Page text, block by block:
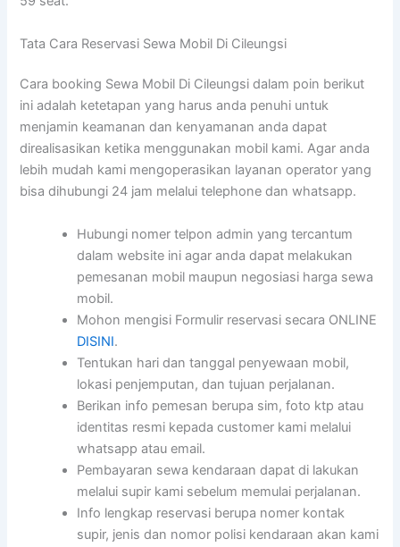
Tata Cara Reservasi Sewa Mobil Di Cileungsi
Cara booking Sewa Mobil Di Cileungsi dalam poin berikut
ini adalah ketetapan yang harus anda penuhi untuk
menjamin keamanan dan kenyamanan anda dapat
direalisasikan ketika menggunakan mobil kami. Agar anda
lebih mudah kami mengoperasikan layanan operator yang
bisa dihubungi 24 jam melalui telephone dan whatsapp.
Hubungi nomer telpon admin yang tercantum
dalam website ini agar anda dapat melakukan
pemesanan mobil maupun negosiasi harga sewa
mobil.
Mohon mengisi Formulir reservasi secara ONLINE
DISINI.
Tentukan hari dan tanggal penyewaan mobil,
lokasi penjemputan, dan tujuan perjalanan.
Berikan info pemesan berupa sim, foto ktp atau
identitas resmi kepada customer kami melalui
whatsapp atau email.
Pembayaran sewa kendaraan dapat di lakukan
melalui supir kami sebelum memulai perjalanan.
Info lengkap reservasi berupa nomer kontak
supir, jenis dan nomor polisi kendaraan akan kami